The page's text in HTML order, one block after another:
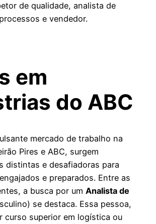
de qualidade, analista de
e vendedor.
em
do ABC
mercado de trabalho na
Pires e ABC, surgem
distintas e desafiadoras para
e preparados. Entre as
a busca por um Analista de
se destaca. Essa pessoa,
curso superior em logística ou